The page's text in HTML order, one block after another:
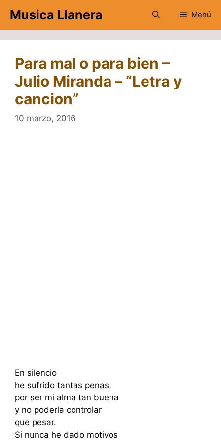
contenido
Musica Llanera Menú
Para mal o para bien –
Julio Miranda – “Letra y
cancion”
10 marzo, 2016
En silencio
he sufrido tantas penas,
por ser mi alma tan buena
y no poderla controlar
que pesar.
Si nunca he dado motivos